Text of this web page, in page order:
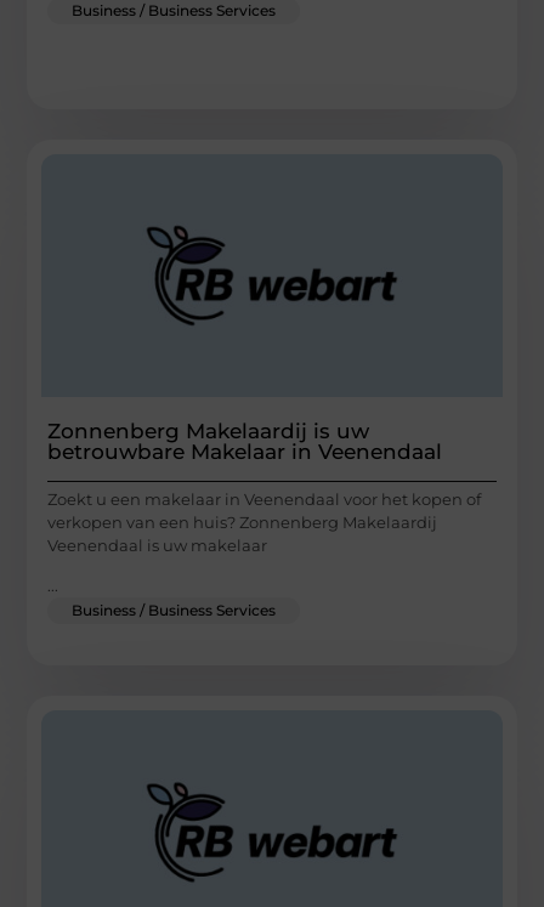
Business / Business Services
Zonnenberg Makelaardij is uw
betrouwbare Makelaar in Veenendaal
Zoekt u een makelaar in Veenendaal voor het kopen of
verkopen van een huis? Zonnenberg Makelaardij
Veenendaal is uw makelaar
...
Business / Business Services